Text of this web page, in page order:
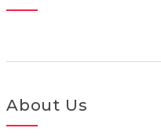
About Us